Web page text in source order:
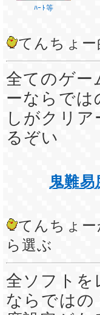
ﾊｰﾄ等
てんちょ
全てのゲー
ーならでは
しがクリ
るぞい
鬼難易
てんちょ
ら選ぶ
全ソフトを
ならではの